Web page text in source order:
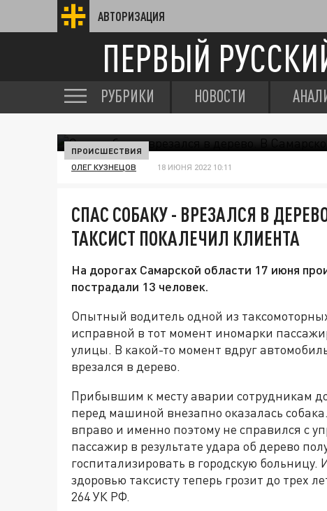
АВТОРИЗАЦИЯ
ПЕРВЫЙ
РУБРИКИ НОВОСТИ
ПРОИСШЕСТВИЯ
ОЛЕГ КУЗНЕЦОВ 18 ИЮНЯ 2022 10:11
СПАС СОБАКУ - ВРЕЗАЛСЯ В
ТАКСИСТ ПОКАЛЕЧИЛ КЛИЕНТА
На дорогах Самарской области 17 июня
пострадали 13 человек.
Опытный водитель одной из
исправной в тот момент иномарки
улицы. В какой-то момент вдруг
врезался в дерево.
Прибывшим к месту аварии сотрудникам
перед машиной внезапно оказалась
вправо и именно поэтому не справился с
пассажир в результате удара об дерево
госпитализировать в городскую
здоровью таксисту теперь грозит до трех
264 УК РФ.